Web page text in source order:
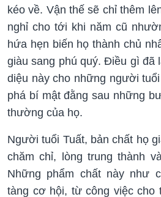
kéo về. Vận thế sẽ chỉ thêm
nghỉ cho tới khi năm cũ
hứa hẹn biến họ thành chủ
giàu sang phú quý. Điều gì đã
diệu này cho những người
phá bí mật đằng sau những
thường của họ.
Người tuổi Tuất, bản chất họ
chăm chỉ, lòng trung thành
Những phẩm chất này như
tàng cơ hội, từ công việc